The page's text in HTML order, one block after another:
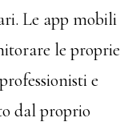
Le app mobili
le proprie
e
dal proprio